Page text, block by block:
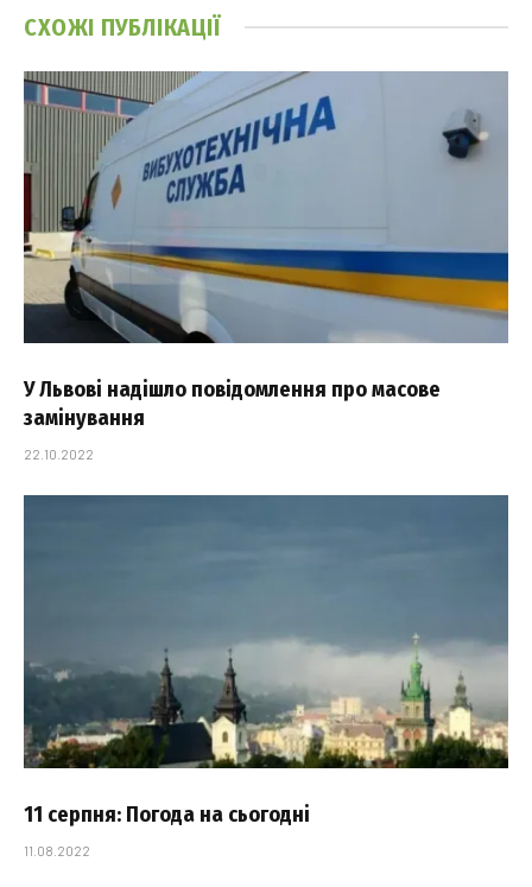
СХОЖІ ПУБЛІКАЦІЇ
У Львові надішло повідомлення про масове
замінування
22.10.2022
11 серпня: Погода на сьогодні
11.08.2022